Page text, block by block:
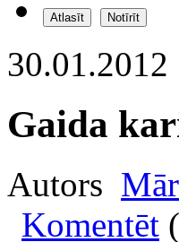
30.01.2012
Gaida
Autors
Komentēt